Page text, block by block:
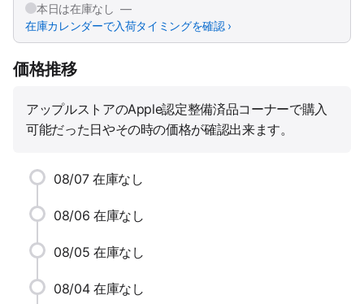
本日は在庫なし —
在庫カレンダーで入荷タイミングを確認 ›
価格推移
アップルストアのApple認定整備済品コーナーで購入
可能だった日やその時の価格が確認出来ます。
08/07 在庫なし
08/06 在庫なし
08/05 在庫なし
08/04 在庫なし